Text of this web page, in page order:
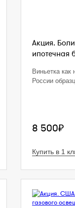
Акция.
ипотечная
Виньетка как
России
8 500₽
Купить в 1